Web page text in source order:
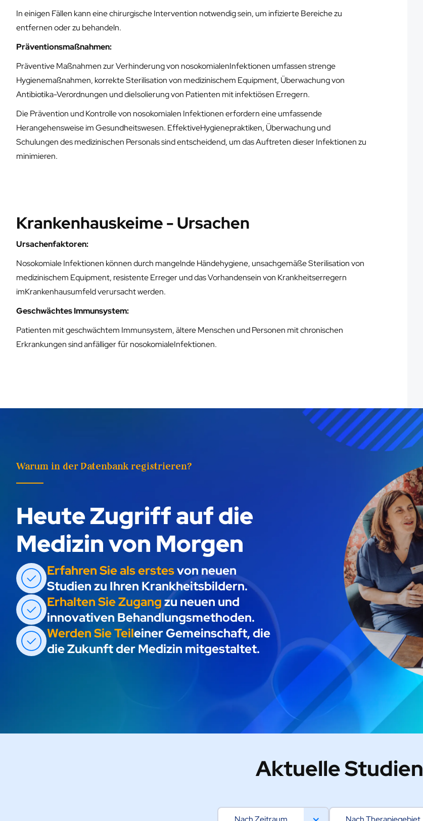
In einigen Fällen kann eine chirurgische Intervention notwendig sein, um infizierte Bereiche zu
entfernen oder zu behandeln.
Präventionsmaßnahmen:
Präventive Maßnahmen zur Verhinderung von nosokomialenInfektionen umfassen strenge
Hygienemaßnahmen, korrekte Sterilisation von medizinischem Equipment, Überwachung von
Antibiotika-Verordnungen und dieIsolierung von Patienten mit infektiösen Erregern.
Die Prävention und Kontrolle von nosokomialen Infektionen erfordern eine umfassende
Herangehensweise im Gesundheitswesen. EffektiveHygienepraktiken, Überwachung und
Schulungen des medizinischen Personals sind entscheidend, um das Auftreten dieser Infektionen zu
minimieren.
Krankenhauskeime - Ursachen
Ursachenfaktoren:
Nosokomiale Infektionen können durch mangelnde Händehygiene, unsachgemäße Sterilisation von
medizinischem Equipment, resistente Erreger und das Vorhandensein von Krankheitserregern
imKrankenhausumfeld verursacht werden.
Geschwächtes Immunsystem:
Patienten mit geschwächtem Immunsystem, ältere Menschen und Personen mit chronischen
Erkrankungen sind anfälliger für nosokomialeInfektionen.
Warum in der Datenbank registrieren?
Heute Zugriff auf die
Medizin von Morgen
Erfahren Sie als erstesvon neuen
Studien zu Ihren Krankheitsbildern.
Erhalten Sie Zugangzu neuen und
innovativen Behandlungsmethoden.
Werden Sie Teileiner Gemeinschaft, die
die Zukunft der Medizin mitgestaltet.
Aktuelle Studien